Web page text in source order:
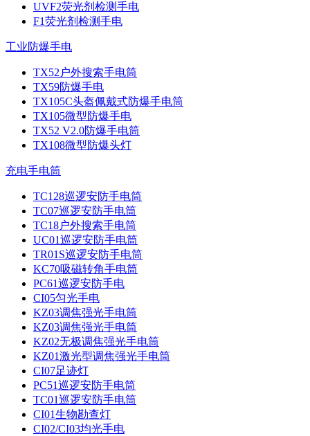
UVF2荧光剂检测手电
F1荧光剂检测手电
工业防爆手电
TX52户外搜索手电筒
TX59防爆手电
TX105C头盔佩戴式防爆手电筒
TX105微型防爆手电
TX52 V2.0防爆手电筒
TX108微型防爆头灯
充电手电筒
TC128巡逻安防手电筒
TC07巡逻安防手电筒
TC18户外搜索手电筒
UC01巡逻安防手电筒
TR01S巡逻安防手电筒
KC70吸磁转角手电筒
PC61巡逻安防手电
CI05匀光手电
KZ03调焦强光手电筒
KZ03调焦强光手电筒
KZ02无极调焦强光手电筒
KZ01激光型调焦强光手电筒
CI07足迹灯
PC51巡逻安防手电筒
TC01巡逻安防手电筒
CI01生物勘查灯
CI02/CI03均光手电